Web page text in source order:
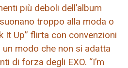
più deboli dell’album
troppo alla moda o
It Up” flirta con convenzioni
modo che non si adatta
di forza degli EXO. “I’m